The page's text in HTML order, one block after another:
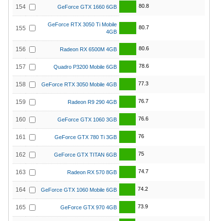
154 GeForce GTX 1660 6GB 80.8
155
GeForce RTX 3050 Ti Mobile
4GB
80.7
156 Radeon RX 6500M 4GB 80.6
157 Quadro P3200 Mobile 6GB 78.6
158 GeForce RTX 3050 Mobile 4GB 77.3
159 Radeon R9 290 4GB 76.7
160 GeForce GTX 1060 3GB 76.6
161 GeForce GTX 780 Ti 3GB 76
162 GeForce GTX TITAN 6GB 75
163 Radeon RX 570 8GB 74.7
164 GeForce GTX 1060 Mobile 6GB 74.2
165 GeForce GTX 970 4GB 73.9